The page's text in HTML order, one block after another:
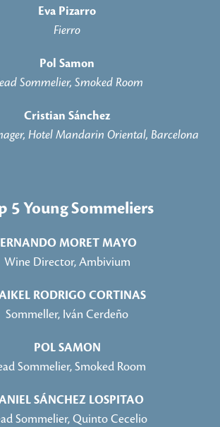
Eva Pizarro
Fierro
Pol Samon
Sommelier, Smoked Room
Cristian Sánchez
Hotel Mandarin Oriental, Barcelona
5 Young Sommeliers
MORET MAYO
Wine Director, Ambivium
RODRIGO CORTINAS
Sommeller, Iván Cerdeño
POL SAMON
Sommelier, Smoked Room
SÁNCHEZ LOSPITAO
Sommelier, Quinto Cecelio